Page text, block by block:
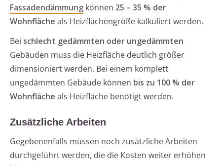
Fassadendämmung können 25 – 35 % der
Wohnfläche als Heizflächengröße kalkuliert werden.
Bei schlecht gedämmten oder ungedämmten
Gebäuden muss die Heizfläche deutlich größer
dimensioniert werden. Bei einem komplett
ungedämmten Gebäude können bis zu 100 % der
Wohnfläche als Heizfläche benötigt werden.
Zusätzliche Arbeiten
Gegebenenfalls müssen noch zusätzliche Arbeiten
durchgeführt werden, die die Kosten weiter erhöhen